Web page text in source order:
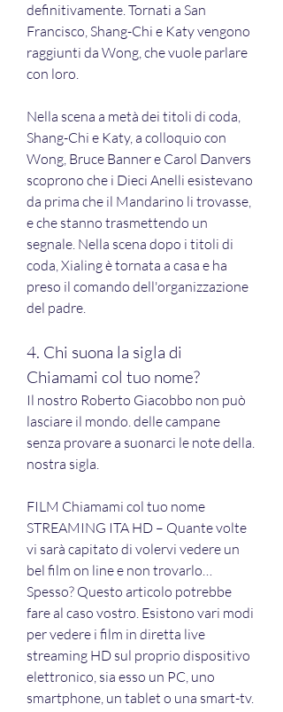
definitivamente. Tornati a San
Francisco, Shang-Chi e Katy vengono
raggiunti da Wong, che vuole parlare
con loro.
Nella scena a metà dei titoli di coda,
Shang-Chi e Katy, a colloquio con
Wong, Bruce Banner e Carol Danvers
scoprono che i Dieci Anelli esistevano
da prima che il Mandarino li trovasse,
e che stanno trasmettendo un
segnale. Nella scena dopo i titoli di
coda, Xialing è tornata a casa e ha
preso il comando dell'organizzazione
del padre.
4. Chi suona la sigla di
Chiamami col tuo nome?
Il nostro Roberto Giacobbo non può
lasciare il mondo. delle campane
senza provare a suonarci le note della.
nostra sigla.
FILM Chiamami col tuo nome
STREAMING ITA HD – Quante volte
vi sarà capitato di volervi vedere un
bel film on line e non trovarlo…
Spesso? Questo articolo potrebbe
fare al caso vostro. Esistono vari modi
per vedere i film in diretta live
streaming HD sul proprio dispositivo
elettronico, sia esso un PC, uno
smartphone, un tablet o una smart-tv.